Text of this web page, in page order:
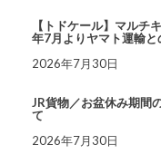
【トドケール】マルチ
年7月よりヤマト運輸
2026年7月30日
JR貨物／お盆休み期間
て
2026年7月30日